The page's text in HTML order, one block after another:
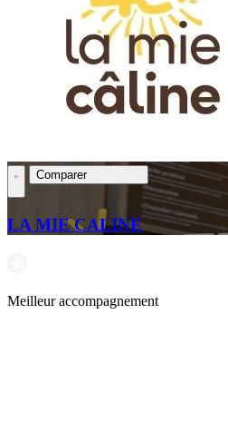
Comparer
LA MIE CALINE
Meilleur accompagnement